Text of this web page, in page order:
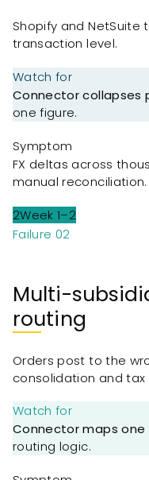
Shopify and
transaction level.
Watch for
Connector
one figure.
Symptom
FX deltas across
manual reconciliation.
2Week 1–2
Failure 02
Multi-
routing
Orders post to the
consolidation and tax
Watch for
Connector maps
routing logic.